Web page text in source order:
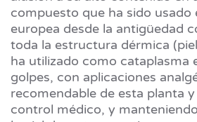
compuesto que ha sido usado
europea desde la antigüedad
toda la estructura dérmica
ha utilizado como cataplasma
golpes, con aplicaciones
recomendable de esta planta
control médico, y